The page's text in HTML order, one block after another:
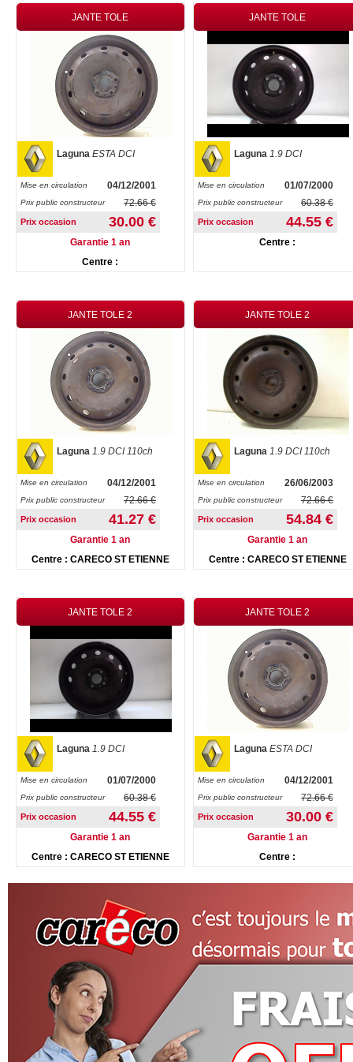
JANTE TOLE
Laguna ESTA DCI
Mise en circulation 04/12/2001
Prix public constructeur 72.66 €
Prix occasion 30.00 €
Garantie 1 an
Centre :
JANTE TOLE
Laguna 1.9 DCI
Mise en circulation 01/07/2000
Prix public constructeur 60.38 €
Prix occasion 44.55 €
Centre :
JANTE TOLE 2
Laguna 1.9 DCI 110ch
Mise en circulation 04/12/2001
Prix public constructeur 72.66 €
Prix occasion 41.27 €
Garantie 1 an
Centre : CARECO ST ETIENNE
JANTE TOLE 2
Laguna 1.9 DCI 110ch
Mise en circulation 26/06/2003
Prix public constructeur 72.66 €
Prix occasion 54.84 €
Garantie 1 an
Centre : CARECO ST ETIENNE
JANTE TOLE 2
Laguna 1.9 DCI
Mise en circulation 01/07/2000
Prix public constructeur 60.38 €
Prix occasion 44.55 €
Garantie 1 an
Centre : CARECO ST ETIENNE
JANTE TOLE 2
Laguna ESTA DCI
Mise en circulation 04/12/2001
Prix public constructeur 72.66 €
Prix occasion 30.00 €
Garantie 1 an
Centre :